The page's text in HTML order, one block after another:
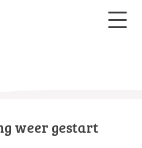
weer gestart